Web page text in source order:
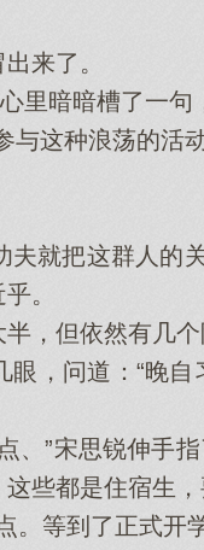
来了。
暗暗槽了一句
这种浪荡的活
就把这群人的
。
但依然有几个
，问道：“晚自
”宋思锐伸手指
些都是住宿生
等到了正式开